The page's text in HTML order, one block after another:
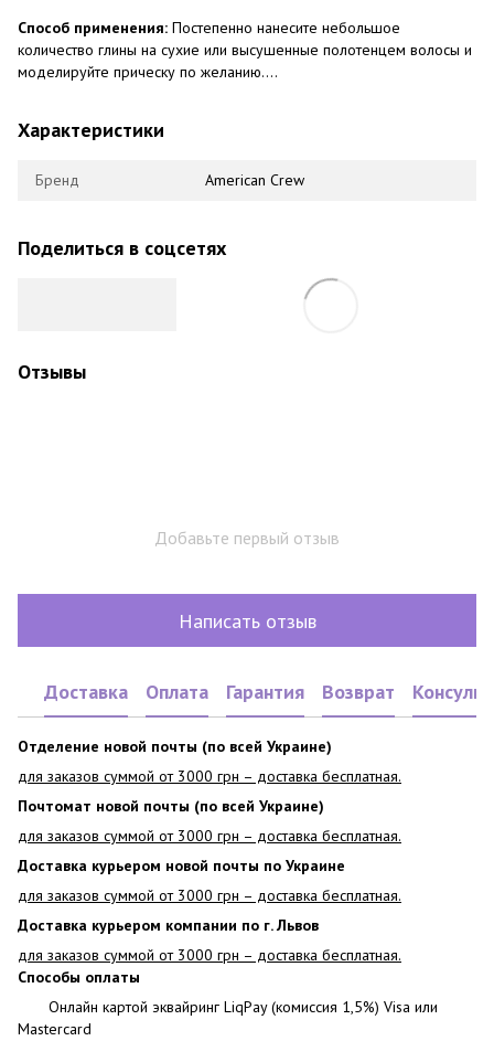
Способ применения: Постепенно нанесите небольшое
количество глины на сухие или высушенные полотенцем волосы и
моделируйте прическу по желанию....
Характеристики
Бренд American Crew
Поделиться в соцсетях
Отзывы
Добавьте первый отзыв
Написать отзыв
Доставка Оплата Гарантия Возврат
Отделение новой почты (по всей Украине)
для заказов суммой от 3000 грн – доставка бесплатная.
Почтомат новой почты (по всей Украине)
для заказов суммой от 3000 грн – доставка бесплатная.
Доставка курьером новой почты по Украине
для заказов суммой от 3000 грн – доставка бесплатная.
Доставка курьером компании по г. Львов
для заказов суммой от 3000 грн – доставка бесплатная.
Способы оплаты
Онлайн картой эквайринг LiqPay (комиссия 1,5%) Visa или
Mastercard